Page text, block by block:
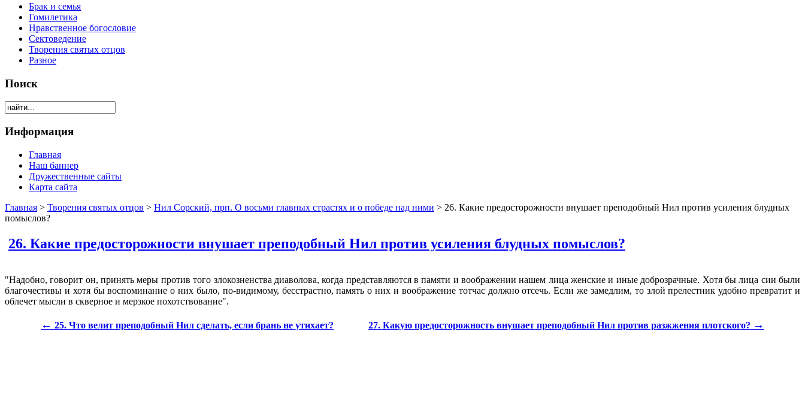
Брак и семья
Гомилетика
Нравственное богословие
Сектоведение
Творения святых отцов
Разное
Поиск
Информация
Главная
Наш баннер
Дружественные сайты
Карта сайта
Главная > Творения святых отцов > Нил Сорский, прп. О восьми главных страстях и о победе над ними > 26. Какие предосторожности внушает преподобный Нил против усиления блудных
помыслов?
26. Какие предосторожности внушает преподобный Нил против усиления блудных помыслов?
"Надобно, говорит он, принять меры против того злокозненства диаволова, когда представляются в памяти и воображении нашем лица женские и иные доброзрачные. Хотя бы лица сии были
благочестивы и хотя бы воспоминание о них было, по-видимому, бесстрастно, память о них и воображение тотчас должно отсечь. Если же замедлим, то злой прелестник удобно превратит и
облечет мысли в скверное и мерзкое похотствование".
← 25. Что велит преподобный Нил сделать, если брань не утихает? 27. Какую предосторожность внушает преподобный Нил против разжжения плотского? →